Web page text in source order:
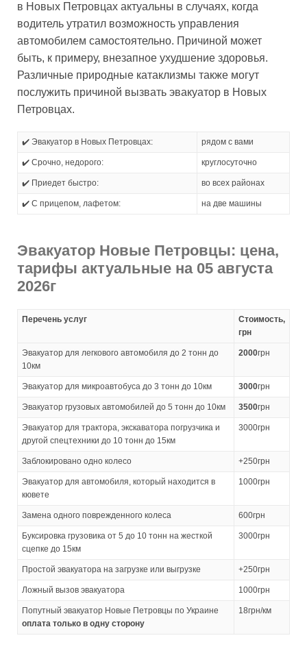
в Новых Петровцах актуальны в случаях, когда
водитель утратил возможность управления
автомобилем самостоятельно. Причиной может
быть, к примеру, внезапное ухудшение здоровья.
Различные природные катаклизмы также могут
послужить причиной вызвать эвакуатор в Новых
Петровцах.
✔️ Эвакуатор в Новых Петровцах: рядом с вами
✔️ Срочно, недорого: круглосуточно
✔️ Приедет быстро: во всех районах
✔️ С прицепом, лафетом: на две машины
Эвакуатор Новые Петровцы: цена,
тарифы актуальные на 05 августа
2026г
Перечень услуг
Стоимость,
грн
Эвакуатор для легкового автомобиля до 2 тонн до
10км
2000грн
Эвакуатор для микроавтобуса до 3 тонн до 10км 3000грн
Эвакуатор грузовых автомобилей до 5 тонн до 10км 3500грн
Эвакуатор для трактора, экскаватора погрузчика и
другой спецтехники до 10 тонн до 15км
3000грн
Заблокировано одно колесо +250грн
Эвакуатор для автомобиля, который находится в
кювете
1000грн
Замена одного поврежденного колеса 600грн
Буксировка грузовика от 5 до 10 тонн на жесткой
сцепке до 15км
3000грн
Простой эвакуатора на загрузке или выгрузке +250грн
Ложный вызов эвакуатора 1000грн
оплата только в одну сторону
18грн/км